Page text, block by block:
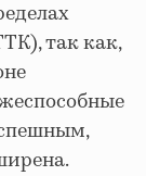
так как,